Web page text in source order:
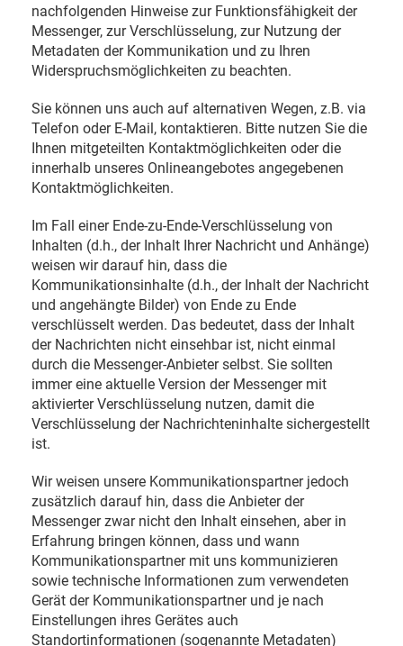
nachfolgenden Hinweise zur Funktionsfähigkeit der
Messenger, zur Verschlüsselung, zur Nutzung der
Metadaten der Kommunikation und zu Ihren
Widerspruchsmöglichkeiten zu beachten.
Sie können uns auch auf alternativen Wegen, z.B. via
Telefon oder E-Mail, kontaktieren. Bitte nutzen Sie die
Ihnen mitgeteilten Kontaktmöglichkeiten oder die
innerhalb unseres Onlineangebotes angegebenen
Kontaktmöglichkeiten.
Im Fall einer Ende-zu-Ende-Verschlüsselung von
Inhalten (d.h., der Inhalt Ihrer Nachricht und Anhänge)
weisen wir darauf hin, dass die
Kommunikationsinhalte (d.h., der Inhalt der Nachricht
und angehängte Bilder) von Ende zu Ende
verschlüsselt werden. Das bedeutet, dass der Inhalt
der Nachrichten nicht einsehbar ist, nicht einmal
durch die Messenger-Anbieter selbst. Sie sollten
immer eine aktuelle Version der Messenger mit
aktivierter Verschlüsselung nutzen, damit die
Verschlüsselung der Nachrichteninhalte sichergestellt
ist.
Wir weisen unsere Kommunikationspartner jedoch
zusätzlich darauf hin, dass die Anbieter der
Messenger zwar nicht den Inhalt einsehen, aber in
Erfahrung bringen können, dass und wann
Kommunikationspartner mit uns kommunizieren
sowie technische Informationen zum verwendeten
Gerät der Kommunikationspartner und je nach
Einstellungen ihres Gerätes auch
Standortinformationen (sogenannte Metadaten)